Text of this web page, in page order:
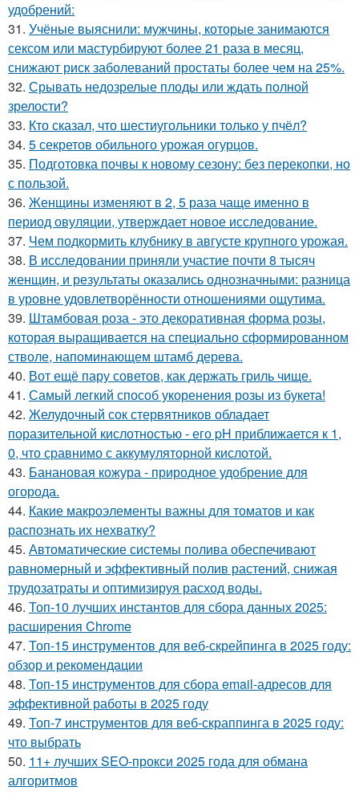
удобрений:
31. Учёные выяснили: мужчины, которые занимаются
сексом или мастурбируют более 21 раза в месяц,
снижают риск заболеваний простаты более чем на 25%.
32. Срывать недозрелые плоды или ждать полной
зрелости?
33. Кто сказал, что шестиугольники только у пчёл?
34. 5 секретов обильного урожая огурцов.
35. Подготовка почвы к новому сезону: без перекопки, но
с пользой.
36. Женщины изменяют в 2, 5 раза чаще именно в
период овуляции, утверждает новое исследование.
37. Чем подкормить клубнику в августе крупного урожая.
38. В исследовании приняли участие почти 8 тысяч
женщин, и результаты оказались однозначными: разница
в уровне удовлетворённости отношениями ощутима.
39. Штамбовая роза - это декоративная форма розы,
которая выращивается на специально сформированном
стволе, напоминающем штамб дерева.
40. Вот ещё пару советов, как держать гриль чище.
41. Самый легкий способ укоренения розы из букета!
42. Желудочный сок стервятников обладает
поразительной кислотностью - его pH приближается к 1,
0, что сравнимо с аккумуляторной кислотой.
43. Банановая кожура - природное удобрение для
огорода.
44. Какие макроэлементы важны для томатов и как
распознать их нехватку?
45. Автоматические системы полива обеспечивают
равномерный и эффективный полив растений, снижая
трудозатраты и оптимизируя расход воды.
46. Топ-10 лучших инстантов для сбора данных 2025:
расширения Chrome
47. Топ-15 инструментов для веб-скрейпинга в 2025 году:
обзор и рекомендации
48. Топ-15 инструментов для сбора email-адресов для
эффективной работы в 2025 году
49. Топ-7 инструментов для веб-скраппинга в 2025 году:
что выбрать
50. 11+ лучших SEO-прокси 2025 года для обмана
алгоритмов